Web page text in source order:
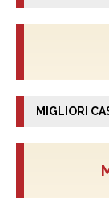
MIGLIORI